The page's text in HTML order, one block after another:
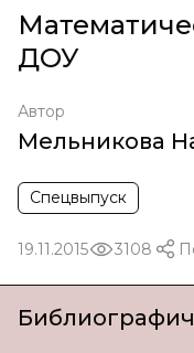
ДОУ
Автор
Мельникова
Спецвыпуск
19.11.2015 3108